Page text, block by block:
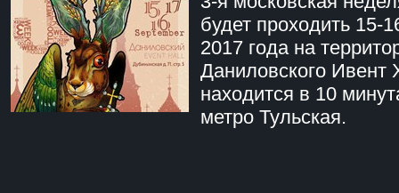
будет проходить 15-
2017 года на
Даниловского Ивент
находится в 10
метро Тульская.